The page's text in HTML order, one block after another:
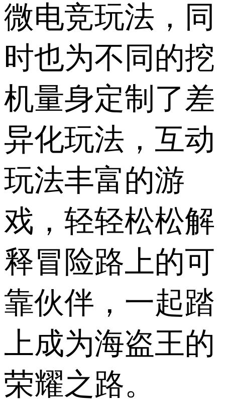
微电竞玩法，同
时也为不同的挖
机量身定制了差
异化玩法，互动
玩法丰富的游
戏，轻轻松松解
释冒险路上的可
靠伙伴，一起踏
上成为海盗王的
荣耀之路。